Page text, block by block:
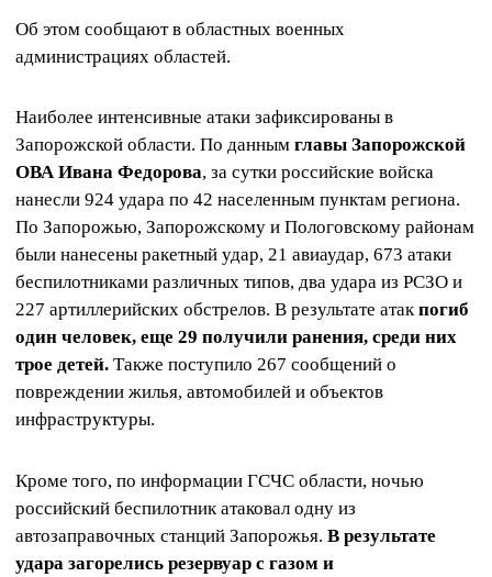
Об этом сообщают в областных военных
администрациях областей.
Наиболее интенсивные атаки зафиксированы в
Запорожской области. По данным главы Запорожской
ОВА Ивана Федорова, за сутки российские войска
нанесли 924 удара по 42 населенным пунктам региона.
По Запорожью, Запорожскому и Пологовскому районам
были нанесены ракетный удар, 21 авиаудар, 673 атаки
беспилотниками различных типов, два удара из РСЗО и
227 артиллерийских обстрелов. В результате атакпогиб
один человек, еще 29 получили ранения, среди них
трое детей. Также поступило 267 сообщений о
повреждении жилья, автомобилей и объектов
инфраструктуры.
Кроме того, по информации ГСЧС области, ночью
российский беспилотник атаковал одну из
автозаправочных станций Запорожья. В результате
удара загорелись резервуар с газом и